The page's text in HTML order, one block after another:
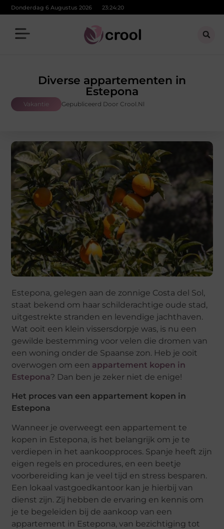
Donderdag 6 Augustus 2026 23:24:22
Diverse appartementen in
Estepona
Vakantie Gepubliceerd Door Crool.nl
Estepona, gelegen aan de zonnige Costa del Sol,
staat bekend om haar schilderachtige oude stad,
uitgestrekte stranden en levendige jachthaven.
Wat ooit een klein vissersdorpje was, is nu een
gewilde bestemming voor velen die dromen van
een woning onder de Spaanse zon. Heb je ooit
overwogen om een appartement kopen in
Estepona? Dan ben je zeker niet de enige!
Het proces van een appartement kopen in
Estepona
Wanneer je overweegt een appartement te
kopen in Estepona, is het belangrijk om je te
verdiepen in het aankoopproces. Spanje heeft zijn
eigen regels en procedures, en een beetje
voorbereiding kan je veel tijd en stress besparen.
Een lokaal vastgoedkantoor kan je hierbij van
dienst zijn. Zij hebben de ervaring en kennis om
je te begeleiden bij de aankoop van een
appartement in Estepona, van bezichtiging tot